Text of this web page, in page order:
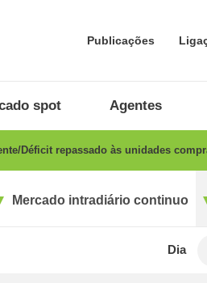
Publicações
spot Agentes
Déficit repassado às unidades
Mercado intradiário continuo
Dia